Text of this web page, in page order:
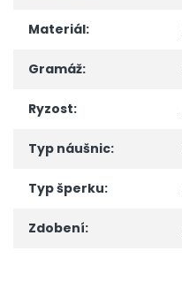
Materiál:
Gramáž:
Ryzost:
Typ náušnic:
Typ šperku:
Zdobení: